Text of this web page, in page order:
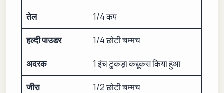
तेल 1/4 कप
हल्दी पाउडर 1/4 छोटी चम्मच
अदरक 1 इंच टुकड़ा कद्दूकस किया हुआ
जीरा 1/2 छोटी चम्मच